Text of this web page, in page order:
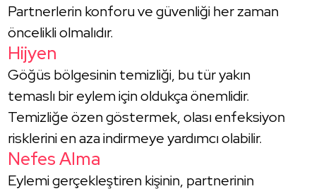
Partnerlerin konforu ve güvenliği her zaman
öncelikli olmalıdır.
Hijyen
Göğüs bölgesinin temizliği, bu tür yakın
temaslı bir eylem için oldukça önemlidir.
Temizliğe özen göstermek, olası enfeksiyon
risklerini en aza indirmeye yardımcı olabilir.
Nefes Alma
Eylemi gerçekleştiren kişinin, partnerinin